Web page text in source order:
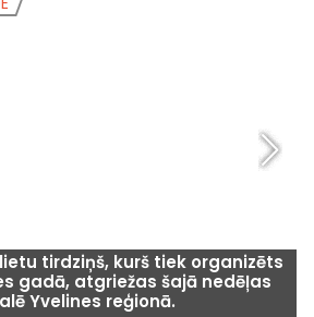
tirdziņš, kurš tiek organizēts
gadā, atgriežas šajā nedēļas
Yvelines reģionā.